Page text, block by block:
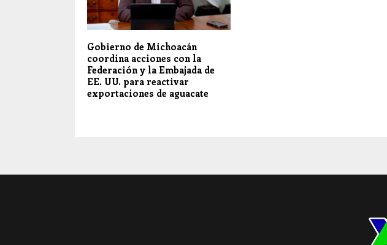
Gobierno de Michoacán
coordina acciones con la
Federación y la Embajada de
EE. UU. para reactivar
exportaciones de aguacate